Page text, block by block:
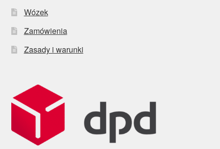
Wózek
Zamówienia
Zasady i warunki